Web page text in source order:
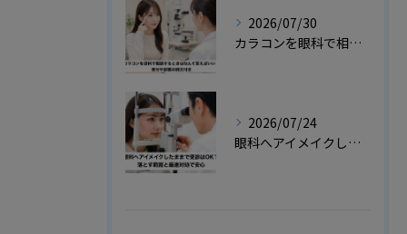
2026/07/30
カラコンを眼科で相談するときはなんて言えばいい？受付や診察の例文付き
2026/07/24
眼科へアイメイクしたままで受診はOK？落とす範囲と最速対処で安心